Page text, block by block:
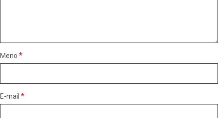
Meno *
E-mail *